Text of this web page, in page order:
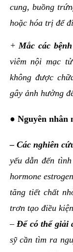
cung, buồng
hoặc hóa trị để
+ Mắc các
viêm nội mạc
không được
gây ảnh hưởng
● Nguyên nhân
– Các nghiên
yếu dẫn đến
hormone
tăng tiết chất
trơn tạo điều
–Để có thể giải
sỹ cần tìm ra